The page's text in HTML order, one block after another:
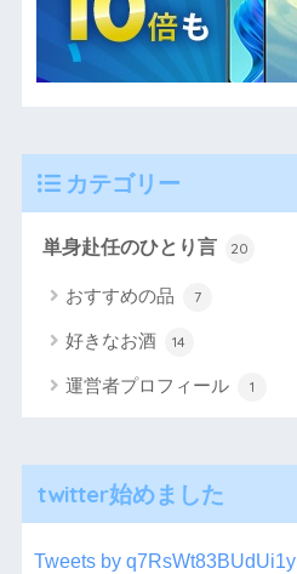
カテゴリー
単身赴任のひとり言 20
おすすめの品 7
好きなお酒 14
運営者プロフィール 1
twitter始めました
Tweets by q7RsWt83BUdUi1y